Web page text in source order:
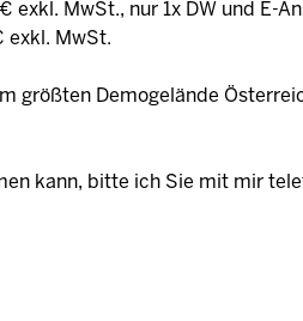
MwSt., nur 1x DW und E-
exkl. MwSt.
größten Demogelände
kann, bitte ich Sie mit mir